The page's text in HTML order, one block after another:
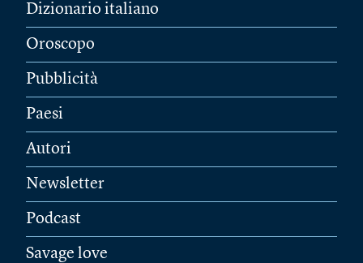
Dizionario italiano
Oroscopo
Pubblicità
Paesi
Autori
Newsletter
Podcast
Savage love